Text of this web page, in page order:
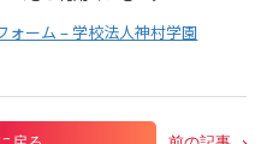
ォーム – 学校法人神村学園